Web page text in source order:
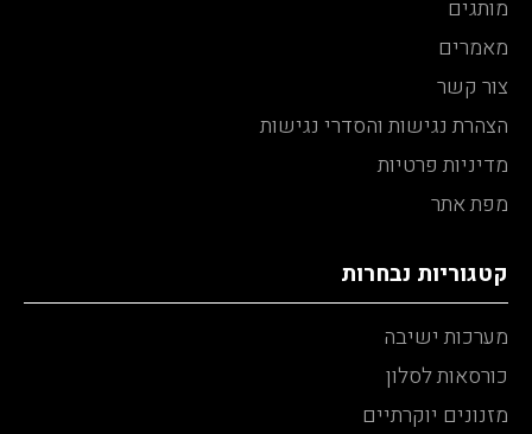
מותגים
מאמרים
צור קשר
הצהרת נגישות והסדרי נגישות
מדיניות פרטיות
מפת אתר
קטגוריות נבחרות
מערכות ישיבה
כורסאות לסלון
מזנונים יוקרתיים